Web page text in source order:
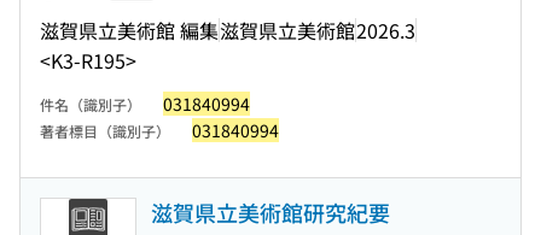
滋賀県立美術館 編集滋賀県立美術館2026.3
<K3-R195>
件名（識別子） 031840994
著者標目（識別子） 031840994
滋賀県立美術館研究紀要